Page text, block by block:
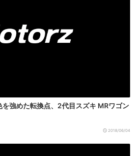
強めた転換点、2代目スズキ MRワゴン
2018/06/04